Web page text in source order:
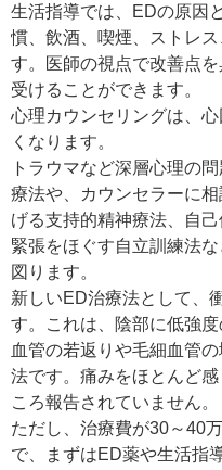
生活指導では、EDの原因
慣、飲酒、喫煙、ストレ
す。医師の視点で改善点
受けることができます。
心理カウンセリングは、
くなります。
トラウマなど深層心理の
療法や、カウンセラーに
げる支持的精神療法、自
緊張をほぐす自立訓練法
図ります。
新しいED治療法として、
す。これは、陰部に低強
血管の若返りや毛細血管
法です。痛みをほとんど
ころ報告されていません。
ただし、治療費が30～40
で、まずはED薬や生活指